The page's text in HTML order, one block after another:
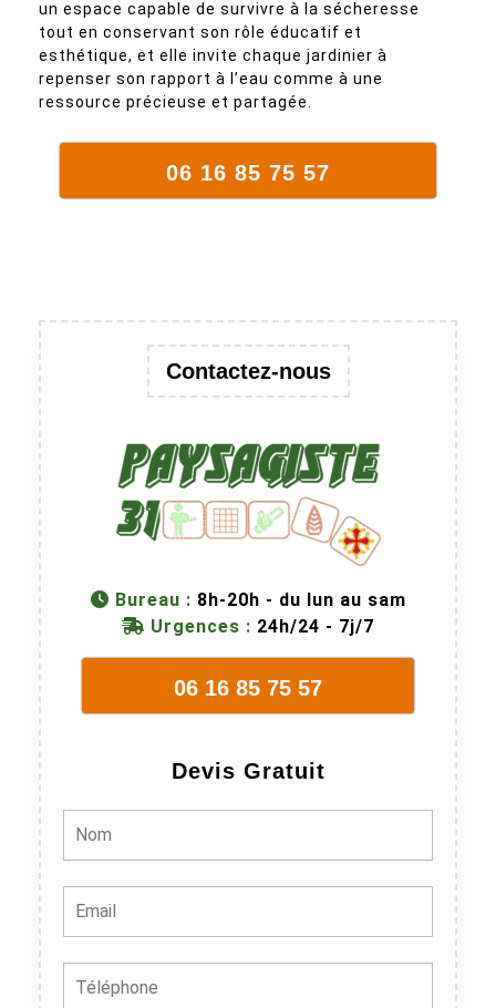
un espace capable de survivre à la sécheresse
tout en conservant son rôle éducatif et
esthétique, et elle invite chaque jardinier à
repenser son rapport à l’eau comme à une
ressource précieuse et partagée.
06 16 85 75 57
Contactez-nous
Bureau : 8h-20h - du lun au sam
Urgences : 24h/24 - 7j/7
06 16 85 75 57
Devis Gratuit